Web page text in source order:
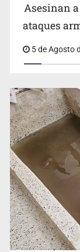
Buscan
alertas
Asesinan a
ataques
5 de Agosto